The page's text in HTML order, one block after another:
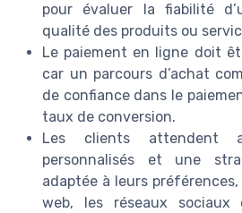
pour évaluer la fiabilité
qualité des produits ou
Le paiement en ligne doit
car un parcours d’achat
de confiance dans le
taux de conversion.
Les clients attendent
personnalisés et une
adaptée à leurs
web, les réseaux